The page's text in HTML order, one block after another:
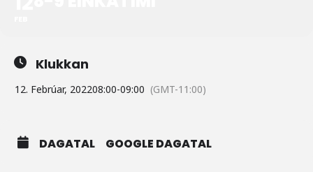
Klukkan
12. Febrúar, 202208:00-09:00 (GMT-11:00)
DAGATAL GOOGLE DAGATAL